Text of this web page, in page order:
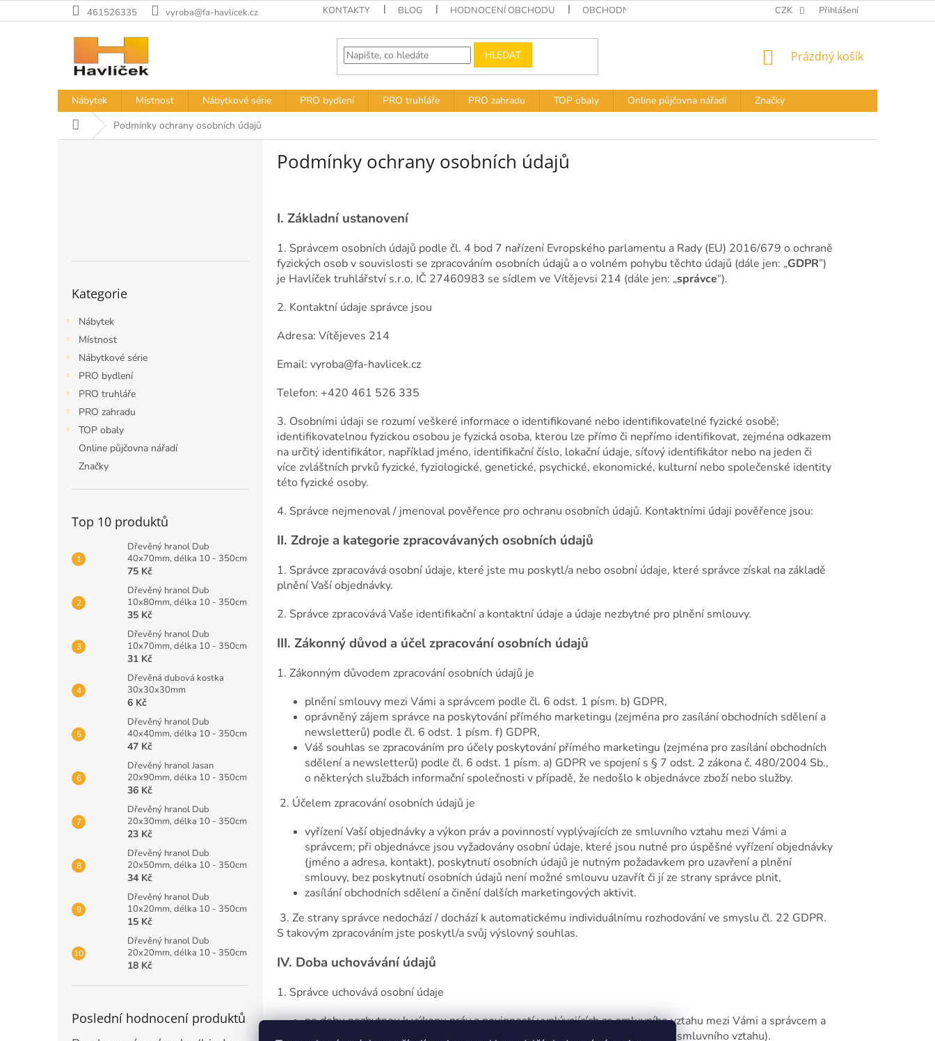
na
461526335 vyroba@fa-havlicek.cz KONTAKTY BLOG HODNOCENÍ OBCHODU OBCHODNÍ PODMÍNKY DOPRAVA A PLATBA PODMÍNKY OCHRANY
CZK Přihlášení
HLEDAT
NÁKUPNÍ
Prázdný košík
Nábytek Místnost Nábytkové série PRO bydlení PRO truhláře PRO zahradu TOP obaly Online půjčovna nářadí
Značky
Domů Podmínky ochrany osobních údajů
kategorie
Kategorie
Nábytek
Místnost
Nábytkové série
PRO bydlení
PRO truhláře
PRO zahradu
TOP obaly
Online půjčovna nářadí
Značky
Top 10 produktů
Dřevěný hranol Dub
40x70mm, délka 10 - 350cm
75 Kč
Dřevěný hranol Dub
10x80mm, délka 10 - 350cm
35 Kč
Dřevěný hranol Dub
10x70mm, délka 10 - 350cm
31 Kč
Dřevěná dubová kostka
30x30x30mm
6 Kč
Dřevěný hranol Dub
40x40mm, délka 10 - 350cm
47 Kč
Dřevěný hranol Jasan
20x90mm, délka 10 - 350cm
36 Kč
Dřevěný hranol Dub
20x30mm, délka 10 - 350cm
23 Kč
Dřevěný hranol Dub
20x50mm, délka 10 - 350cm
34 Kč
Dřevěný hranol Dub
10x20mm, délka 10 - 350cm
15 Kč
Dřevěný hranol Dub
20x20mm, délka 10 - 350cm
18 Kč
Poslední hodnocení produktů
Podmínky ochrany osobních údajů
I. Základní ustanovení
1. Správcem osobních údajů podle čl. 4 bod 7 nařízení Evropského parlamentu a Rady (EU) 2016/679 o ochraně
fyzických osob v souvislosti se zpracováním osobních údajů a o volném pohybu těchto údajů (dále jen: „GDPR”)
je Havlíček truhlářství s.r.o, IČ 27460983 se sídlem ve Vítějevsi 214 (dále jen: „správce“).
2. Kontaktní údaje správce jsou
Adresa: Vítějeves 214
Email: vyroba@fa-havlicek.cz
Telefon: +420 461 526 335
3. Osobními údaji se rozumí veškeré informace o identifikované nebo identifikovatelné fyzické osobě;
identifikovatelnou fyzickou osobou je fyzická osoba, kterou lze přímo či nepřímo identifikovat, zejména odkazem
na určitý identifikátor, například jméno, identifikační číslo, lokační údaje, síťový identifikátor nebo na jeden či
více zvláštních prvků fyzické, fyziologické, genetické, psychické, ekonomické, kulturní nebo společenské identity
této fyzické osoby.
4. Správce nejmenoval / jmenoval pověřence pro ochranu osobních údajů. Kontaktními údaji pověřence jsou:
II. Zdroje a kategorie zpracovávaných osobních údajů
1. Správce zpracovává osobní údaje, které jste mu poskytl/a nebo osobní údaje, které správce získal na základě
plnění Vaší objednávky.
2. Správce zpracovává Vaše identifikační a kontaktní údaje a údaje nezbytné pro plnění smlouvy.
III. Zákonný důvod a účel zpracování osobních údajů
1. Zákonným důvodem zpracování osobních údajů je
plnění smlouvy mezi Vámi a správcem podle čl. 6 odst. 1 písm. b) GDPR,
oprávněný zájem správce na poskytování přímého marketingu (zejména pro zasílání obchodních sdělení a
newsletterů) podle čl. 6 odst. 1 písm. f) GDPR,
Váš souhlas se zpracováním pro účely poskytování přímého marketingu (zejména pro zasílání obchodních
sdělení a newsletterů) podle čl. 6 odst. 1 písm. a) GDPR ve spojení s § 7 odst. 2 zákona č. 480/2004 Sb.,
o některých službách informační společnosti v případě, že nedošlo k objednávce zboží nebo služby.
2. Účelem zpracování osobních údajů je
vyřízení Vaší objednávky a výkon práv a povinností vyplývajících ze smluvního vztahu mezi Vámi a
správcem; při objednávce jsou vyžadovány osobní údaje, které jsou nutné pro úspěšné vyřízení objednávky
(jméno a adresa, kontakt), poskytnutí osobních údajů je nutným požadavkem pro uzavření a plnění
smlouvy, bez poskytnutí osobních údajů není možné smlouvu uzavřít či jí ze strany správce plnit,
zasílání obchodních sdělení a činění dalších marketingových aktivit.
3. Ze strany správce nedochází / dochází k automatickému individuálnímu rozhodování ve smyslu čl. 22 GDPR.
S takovým zpracováním jste poskytl/a svůj výslovný souhlas.
IV. Doba uchovávání údajů
1. Správce uchovává osobní údaje
po dobu nezbytnou k výkonu práv a povinností vyplývajících ze smluvního vztahu mezi Vámi a správcem a
uplatňování nároků z těchto smluvních vztahů (po dobu 15 let od ukončení smluvního vztahu).